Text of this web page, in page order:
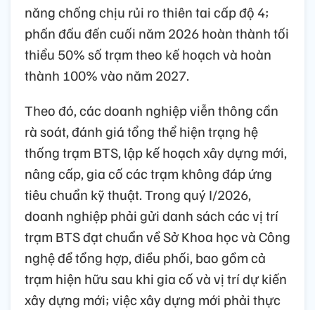
năng chống chịu rủi ro thiên tai cấp độ 4;
phấn đấu đến cuối năm 2026 hoàn thành tối
thiểu 50% số trạm theo kế hoạch và hoàn
thành 100% vào năm 2027.
Theo đó, các doanh nghiệp viễn thông cần
rà soát, đánh giá tổng thể hiện trạng hệ
thống trạm BTS, lập kế hoạch xây dựng mới,
nâng cấp, gia cố các trạm không đáp ứng
tiêu chuẩn kỹ thuật. Trong quý I/2026,
doanh nghiệp phải gửi danh sách các vị trí
trạm BTS đạt chuẩn về Sở Khoa học và Công
nghệ để tổng hợp, điều phối, bao gồm cả
trạm hiện hữu sau khi gia cố và vị trí dự kiến
xây dựng mới; việc xây dựng mới phải thực